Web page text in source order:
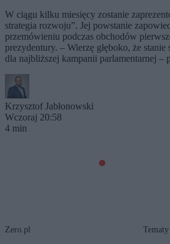
W ciągu kilku miesięcy zostanie
strategia rozwoju”. Jej powstanie
przemówieniu podczas obchodów
prezydentury. – Wierzę głęboko, że
dla najbliższej kampanii parlamentarnej –
Krzysztof Jabłonowski
Wczoraj 20:58
4 min
Zero.pl Tematy